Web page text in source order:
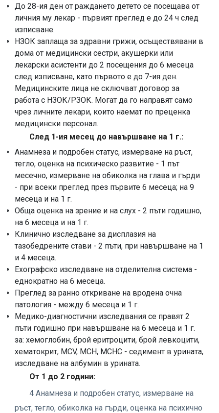
До 28-ия ден от раждането детето се посещава от
личния му лекар - първият преглед е до 24 ч след
изписване.
НЗОК заплаща за здравни грижи, осъществявани в
дома от медицински сестри, акушерки или
лекарски асистенти до 2 посещения до 6 месеца
след изписване, като първото е до 7-ия ден.
Медицинските лица не сключват договор за
работа с НЗОК/РЗОК. Могат да го направят само
чрез личните лекари, които наемат по преценка
медицински персонал.
След 1-ия месец до навършване на 1 г.:
Анамнеза и подробен статус, измерване на ръст,
тегло, оценка на психическо развитие - 1 път
месечно, измерване на обиколка на глава и гърди
- при всеки преглед през първите 6 месеца; на 9
месеца и на 1 г.
Обща оценка на зрение и на слух - 2 пъти годишно,
на 6 месеца и на 1 г.
Клинично изследване за дисплазия на
тазобедрените стави - 2 пъти, при навършване на 1
и 4 месеца.
Ехографско изследване на отделителна система -
еднократно на 6 месеца.
Преглед за ранно откриване на вродена очна
патология - между 6 месеца и 1 г.
Медико-диагностични изследвания се правят 2
пъти годишно при навършване на 6 месеца и 1 г.
за: хемоглобин, брой еритроцити, брой левкоцити,
хематокрит, MCV, MCH, MCHC - седимент в урината,
изследване на албумин в урината.
От 1 до 2 години:
4 Анамнеза и подробен статус, измерване на
ръст, тегло, обиколка на гърди, оценка на психично